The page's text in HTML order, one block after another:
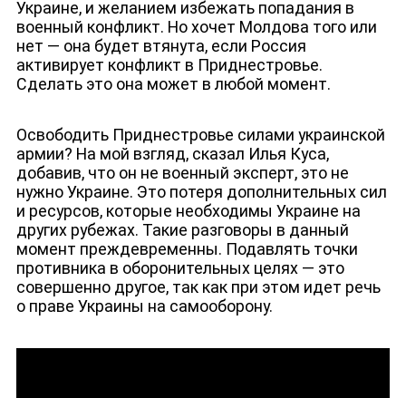
ДЕПУТАТЫ К СЪЕЗДУ
Украине, и желанием избежать попадания в
военный конфликт. Но хочет Молдова того или
нет — она будет втянута, если Россия
активирует конфликт в Приднестровье.
Сделать это она может в любой момент.
Освободить Приднестровье силами украинской
армии? На мой взгляд, сказал Илья Куса,
добавив, что он не военный эксперт, это не
нужно Украине. Это потеря дополнительных сил
и ресурсов, которые необходимы Украине на
других рубежах. Такие разговоры в данный
момент преждевременны. Подавлять точки
противника в оборонительных целях — это
совершенно другое, так как при этом идет речь
о праве Украины на самооборону.